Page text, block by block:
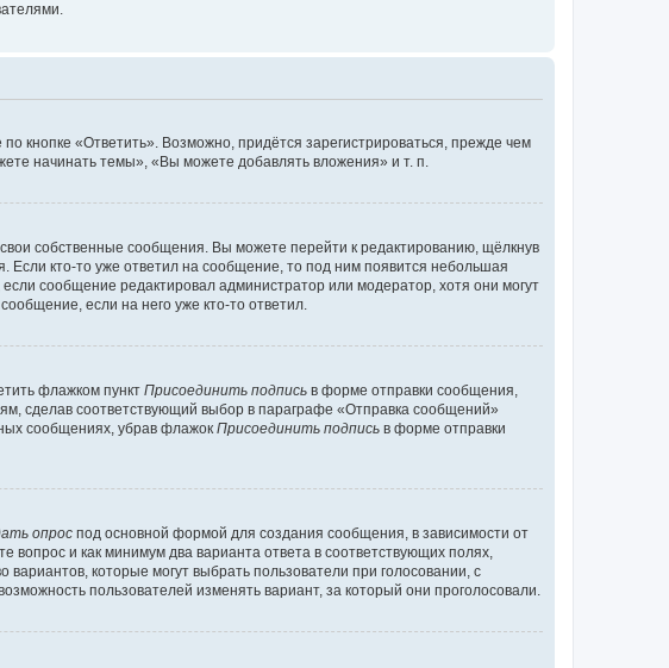
«Ответить». Возможно, придётся зарегистрироваться, прежде чем
начинать темы», «Вы можете добавлять вложения» и т. п.
собственные сообщения. Вы можете перейти к редактированию, щёлкнув
Если кто-то уже ответил на сообщение, то под ним появится небольшая
сообщение редактировал администратор или модератор, хотя они могут
если на него уже кто-то ответил.
флажком пункт Присоединить подпись в форме отправки сообщения,
сделав соответствующий выбор в параграфе «Отправка сообщений»
сообщениях, убрав флажок Присоединить подпись в форме отправки
опрос под основной формой для создания сообщения, в зависимости от
вопрос и как минимум два варианта ответа в соответствующих полях,
которые могут выбрать пользователи при голосовании, с
пользователей изменять вариант, за который они проголосовали.